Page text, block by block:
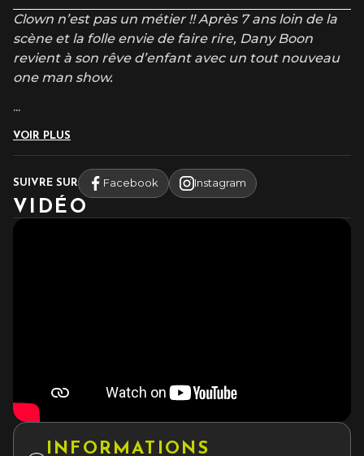
Clown n’est pas un métier !! Après 7 ans loin de la
scène et la folle envie de faire rire, Dany Boon
revient à son rêve d’enfant avec un tout nouveau
one man show.
...
VOIR PLUS
SUIVRE SUR Facebook Instagram
VIDÉO
INFORMATIONS